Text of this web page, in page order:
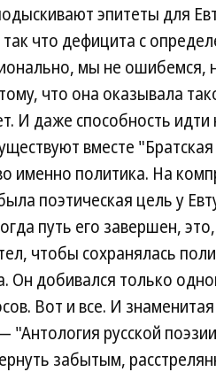
эпитеты для
что дефицита с
мы не ошибемся,
что она оказывала
И даже способность
вместе
именно политика. На
поэтическая цель у
путь его завершен,
чтобы сохранялась
Он добивался только
Вот и все. И
"Антология русской
забытым,